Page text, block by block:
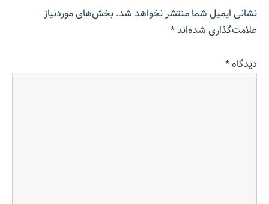
نشانی ایمیل شما منتشر نخواهد شد.بخش‌های موردنیاز
علامت‌گذاری شده‌اند*
دیدگاه*